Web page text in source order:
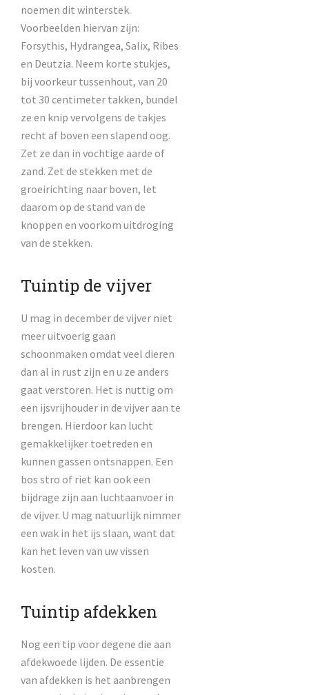
noemen dit winterstek.
Voorbeelden hiervan zijn:
Forsythis, Hydrangea, Salix, Ribes
en Deutzia. Neem korte stukjes,
bij voorkeur tussenhout, van 20
tot 30 centimeter takken, bundel
ze en knip vervolgens de takjes
recht af boven een slapend oog.
Zet ze dan in vochtige aarde of
zand. Zet de stekken met de
groeirichting naar boven, let
daarom op de stand van de
knoppen en voorkom uitdroging
van de stekken.
Tuintip de vijver
U mag in december de vijver niet
meer uitvoerig gaan
schoonmaken omdat veel dieren
dan al in rust zijn en u ze anders
gaat verstoren. Het is nuttig om
een ijsvrijhouder in de vijver aan te
brengen. Hierdoor kan lucht
gemakkelijker toetreden en
kunnen gassen ontsnappen. Een
bos stro of riet kan ook een
bijdrage zijn aan luchtaanvoer in
de vijver. U mag natuurlijk nimmer
een wak in het ijs slaan, want dat
kan het leven van uw vissen
kosten.
Tuintip afdekken
Nog een tip voor degene die aan
afdekwoede lijden. De essentie
van afdekken is het aanbrengen